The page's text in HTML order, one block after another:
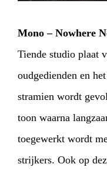
Mono – Nowhere
Tiende studio plaat
oudgedienden en
stramien wordt
toon waarna
toegewerkt wordt
strijkers. Ook op